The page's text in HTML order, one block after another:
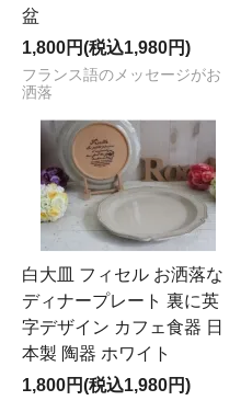
盆
1,800円(税込1,980円)
フランス語のメッセージがお
洒落
白大皿 フィセル お洒落な
ディナープレート 裏に英
字デザイン カフェ食器 日
本製 陶器 ホワイト
1,800円(税込1,980円)